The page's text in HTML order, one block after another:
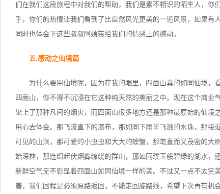
们在我们这段旅程中对我们的帮助，我们是素不相识的陌生人，你
手，你们的热情让我们看到了比自然风光更美的一道风景，如果有
同时也体会下这些叔叔阿姨带给我们的情感上的撼动。
五.感动之仙境篇
为什么要用仙境呢，因为在我的眼里，四面山真的如同仙境，
四面山，你不得不沉浸在它这种纯天然的美丽之中。现在这个商业
染上了那种凡间的烟火，而四面山很多地方还是那种最原始的仙境
用心去体会。那飞流直下的瀑布，那如同下雨半飞溅的水珠，那接
可见的山涧，那可爱的小虫虫和大大的螃蟹，那笔直而又茂密的大
始深林，那连绵起伏烟雾缭绕的群山，那如同璞玉般碧绿的湖水，
新鲜空气无不彰显着四面山如同仙境一样的美。不过又一点不太完
善，我们回程是必须原路返回，不能走回旋路线，希望下次再有机